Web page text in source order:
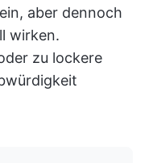
aber dennoch
wirken.
zu lockere